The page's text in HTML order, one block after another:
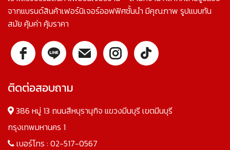
จากแบรนด์สินค้าเฟอร์นิเจอร์ออฟฟิศชั้นนำ มีคุณภาพ รูปแบบทัน
สมัย คุ้มค่า คุ้มราคา
ติดต่อสอบถาม
386 หมู่ 13 ถนนสีหบุรานุกิจ แขวงมีนบุรี เขตมีนบุรี
กรุงเทพมหานคร 1
เบอร์โทร : 02-517-0567